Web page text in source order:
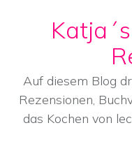
Skip to content
Auf diesem Blog
Rezensionen,
das Kochen von